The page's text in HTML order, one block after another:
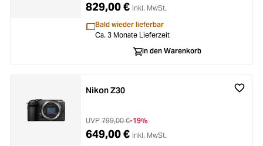
829,00 € inkl. MwSt.
Bald wieder lieferbar
Ca. 3 Monate Lieferzeit
In den Warenkorb
Nikon Z30
UVP 799,00 €-19%
649,00 € inkl. MwSt.